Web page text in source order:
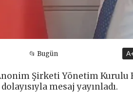
📂 Bugün
Şirketi Yönetim Kurulu
mesaj yayınladı.